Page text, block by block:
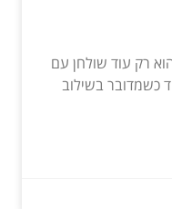
רק עוד שולחן עם
כשמדובר בשילוב